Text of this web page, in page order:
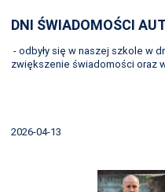
DNI ŚWIADOMOŚCI
- odbyły się w naszej szkole w
zwiększenie świadomości oraz
2026-04-13